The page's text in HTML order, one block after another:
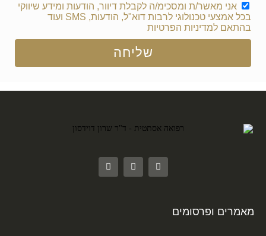
אני מאשר/ת ומסכימ/ה לקבלת דיוור, הודעות ומידע שיווקי
בכל אמצעי טכנולוגי לרבות דוא"ל, הודעות, SMS ועוד
בהתאם למדיניות הפרטיות
שליחה
מאמרים ופרסומים